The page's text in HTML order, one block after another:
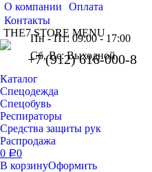
О компании
Оплата
Контакты
THE7 STORE MENU
Пн - Пт: 09:00 - 17:00
Сб, Вс: Выходной
+7 (912) 616-000-8
Каталог
Спецодежда
Спецобувь
Респираторы
Средства защиты рук
Распродажа
0 Р0
В корзинуОформить